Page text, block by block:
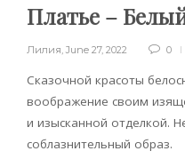
Платье –
Лилия June 27, 2022 0
Сказочной красоты
воображение своим
и изысканной отделкой.
соблазнительный образ.